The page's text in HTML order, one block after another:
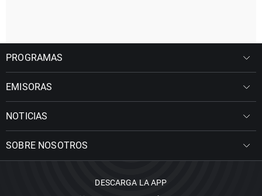
PROGRAMAS
EMISORAS
NOTICIAS
SOBRE NOSOTROS
DESCARGA LA APP